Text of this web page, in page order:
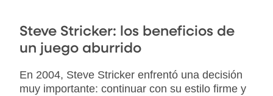
Steve Stricker: los beneficios de
un juego aburrido
En 2004, Steve Stricker enfrentó una decisión
muy importante: continuar con su estilo firme y